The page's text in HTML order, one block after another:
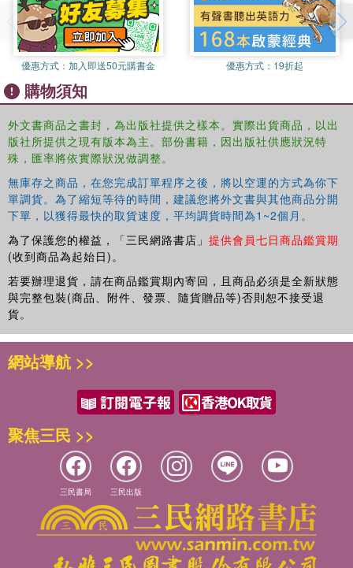
優惠方式： 加入即送50元購書金 優惠方式： 19折起
購物須知
外文書商品之書封，為出版社提供之樣本。實際出貨商品，以出
版社所提供之現有版本為主。部份書籍，因出版社供應狀況特
殊，匯率將依實際狀況做調整。
無庫存之商品，在您完成訂單程序之後，將以空運的方式為你下
單調貨。為了縮短等待的時間，建議您將外文書與其他商品分開
下單，以獲得最快的取貨速度，平均調貨時間為1~2個月。
為了保護您的權益，「三民網路書店」 提供會員七日商品鑑賞期
(收到商品為起始日)。
若要辦理退貨，請在商品鑑賞期內寄回，且商品必須是全新狀態
與完整包裝(商品、附件、發票、隨貨贈品等)否則恕不接受退
貨。
網站導航 >>
聚焦三民 >>
三民書局 三民出版